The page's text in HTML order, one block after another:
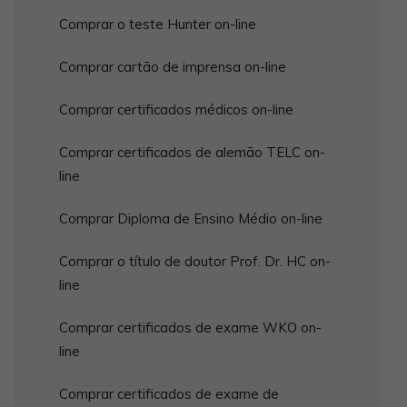
Comprar o teste Hunter on-line
Comprar cartão de imprensa on-line
Comprar certificados médicos on-line
Comprar certificados de alemão TELC on-
line
Comprar Diploma de Ensino Médio on-line
Comprar o título de doutor Prof. Dr. HC on-
line
Comprar certificados de exame WKO on-
line
Comprar certificados de exame de